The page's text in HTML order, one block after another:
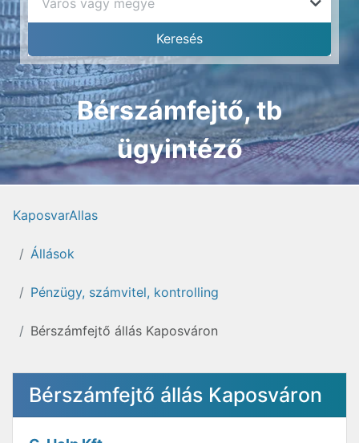
Bérszámfejtő, tb
ügyintéző
KaposvarAllas
Állások
Pénzügy, számvitel, kontrolling
Bérszámfejtő állás Kaposváron
Bérszámfejtő állás Kaposváron